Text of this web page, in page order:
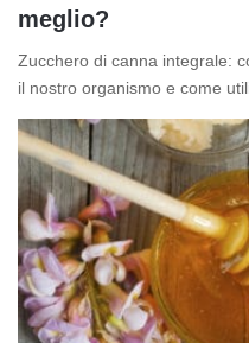
meglio?
Zucchero di canna integrale:
il nostro organismo e come